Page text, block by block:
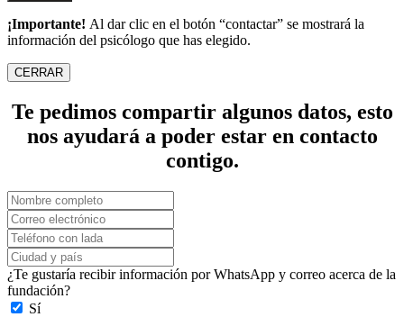
¡Importante! Al dar clic en el botón “contactar” se mostrará la
información del psicólogo que has elegido.
CERRAR
Te pedimos compartir algunos datos, esto
nos ayudará a poder estar en contacto
contigo.
¿Te gustaría recibir información por WhatsApp y correo acerca de la
fundación?
Sí